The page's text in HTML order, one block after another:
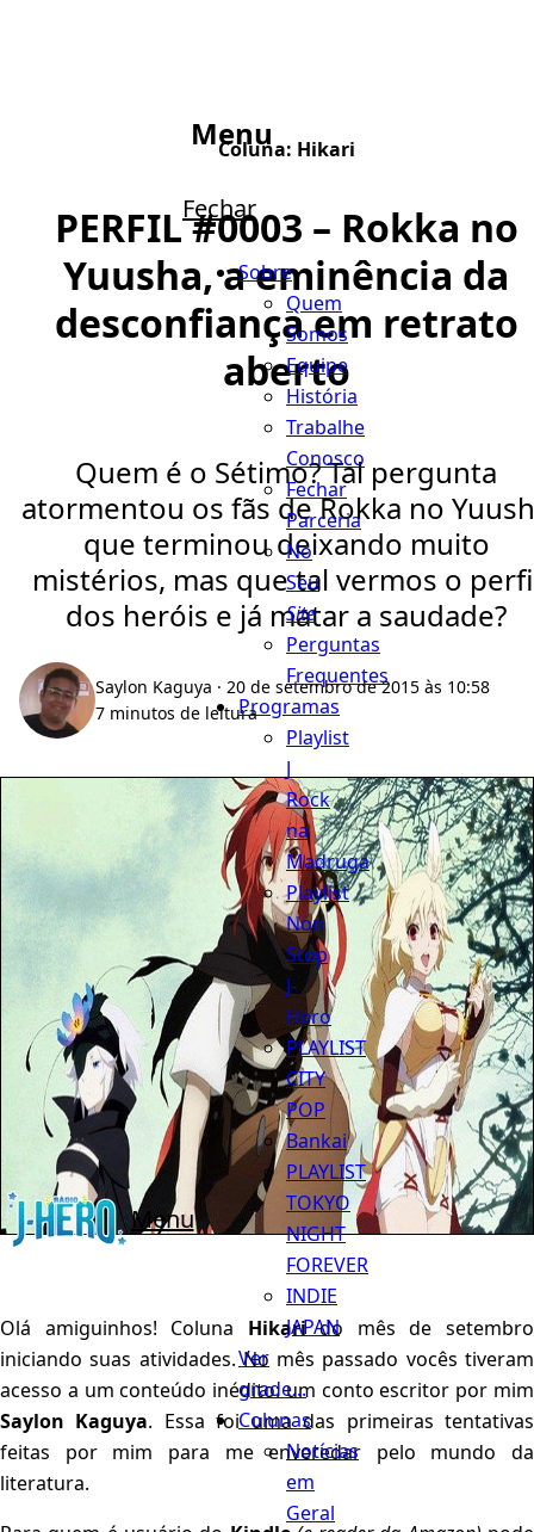
Menu
Menu
Fechar
Sobre
Quem
Somos
Equipe
História
Trabalhe
Conosco
Fechar
Parceria
No
Seu
Site
Perguntas
Frequentes
Programas
Playlist
J
Rock
na
Madruga
Playlist
Non
Stop
J-
Hero
PLAYLIST
CITY
POP
Bankai
PLAYLIST
TOKYO
NIGHT
FOREVER
INDIE
JAPAN
Ver
grade...
Colunas
Notícias
em
Geral
Coluna: Hikari
PERFIL #0003 – Rokka no
Yuusha, a eminência da
desconfiança em retrato
aberto
Quem é o Sétimo? Tal pergunta
atormentou os fãs de Rokka no
que terminou deixando muito
mistérios, mas que tal vermos o
dos heróis e já matar a saudade?
Saylon Kaguya · 20 de setembro de 2015 às 10:58
7 minutos de leitura
Olá amiguinhos! Coluna Hikarido mês de setembro
iniciando suas atividades. No mês passado vocês tiveram
acesso a um conteúdo inédito: um conto escritor por mim
Saylon Kaguya. Essa foi uma das primeiras tentativas
feitas por mim para me enveredar pelo mundo da
literatura.